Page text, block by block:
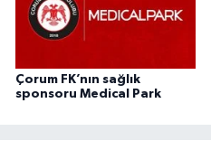
Çorum FK’nın sağlık
sponsoru Medical Park